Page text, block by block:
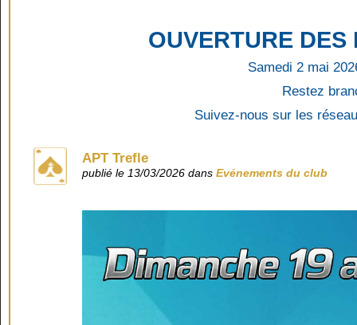
OUVERTURE DES
Samedi 2 mai
Restez
Suivez-nous sur les
APT Trefle
publié le 13/03/2026 dans Evénements du club